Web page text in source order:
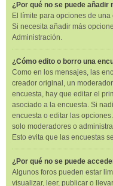
¿Por qué no se puede
El límite para opciones de
Si necesita añadir más
Administración.
¿Cómo edito o borro una
Como en los mensajes, las
creador original, un
encuesta, hay que editar el
asociado a la encuesta. Si
encuesta o editar las
solo moderadores o
Esto evita que las encuestas
¿Por qué no se puede
Algunos foros pueden estar
visualizar, leer, publicar o